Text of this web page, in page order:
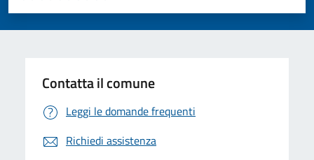
Valuta 5 stelle su 5
Valuta 4 stelle su 5
Valuta 3 stelle su 5
Valuta 2 stelle su 5
Valuta 1 stelle su 5
Contatta il comune
Leggi le domande frequenti
Richiedi assistenza